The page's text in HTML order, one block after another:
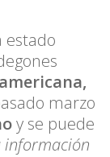
estado
marzo
y se puede
información